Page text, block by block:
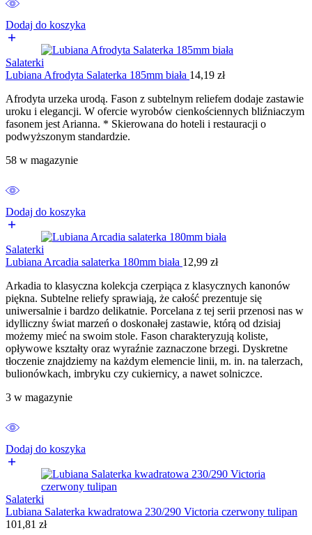
Dodaj do koszyka
Salaterki
Lubiana Afrodyta Salaterka 185mm biała 14,19 zł
Afrodyta urzeka urodą. Fason z subtelnym reliefem dodaje zastawie
uroku i elegancji. W ofercie wyrobów cienkościennych bliźniaczym
fasonem jest Arianna. * Skierowana do hoteli i restauracji o
podwyższonym standardzie.
58 w magazynie
Dodaj do koszyka
Salaterki
Lubiana Arcadia salaterka 180mm biała 12,99 zł
Arkadia to klasyczna kolekcja czerpiąca z klasycznych kanonów
piękna. Subtelne reliefy sprawiają, że całość prezentuje się
uniwersalnie i bardzo delikatnie. Porcelana z tej serii przenosi nas w
idylliczny świat marzeń o doskonałej zastawie, którą od dzisiaj
możemy mieć na swoim stole. Fason charakteryzują koliste,
opływowe kształty oraz wyraźnie zaznaczone brzegi. Dyskretne
tłoczenie znajdziemy na każdym elemencie linii, m. in. na talerzach,
bulionówkach, imbryku czy cukiernicy, a nawet solniczce.
3 w magazynie
Dodaj do koszyka
Salaterki
Lubiana Salaterka kwadratowa 230/290 Victoria czerwony tulipan
101,81 zł